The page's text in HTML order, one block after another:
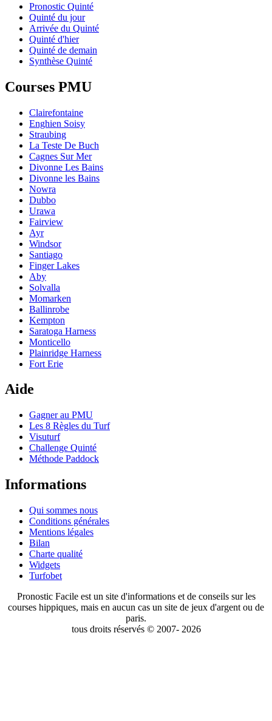
Pronostic Quinté
Quinté du jour
Arrivée du Quinté
Quinté d'hier
Quinté de demain
Synthèse Quinté
Courses PMU
Clairefontaine
Enghien Soisy
Straubing
La Teste De Buch
Cagnes Sur Mer
Divonne Les Bains
Divonne les Bains
Nowra
Dubbo
Urawa
Fairview
Ayr
Windsor
Santiago
Finger Lakes
Aby
Solvalla
Momarken
Ballinrobe
Kempton
Saratoga Harness
Monticello
Plainridge Harness
Fort Erie
Aide
Gagner au PMU
Les 8 Règles du Turf
Visuturf
Challenge Quinté
Méthode Paddock
Informations
Qui sommes nous
Conditions générales
Mentions légales
Bilan
Charte qualité
Widgets
Turfobet
Pronostic Facile est un site d'informations et de conseils sur les
courses hippiques, mais en aucun cas un site de jeux d'argent ou de
paris.
tous droits réservés © 2007- 2026